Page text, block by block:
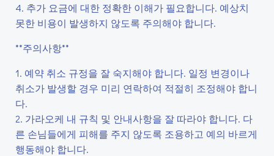
4. 추가 요금에 대한 정확한 이해가 필요합니다. 예상치
못한 비용이 발생하지 않도록 주의해야 합니다.
**주의사항**
1. 예약 취소 규정을 잘 숙지해야 합니다. 일정 변경이나
취소가 발생할 경우 미리 연락하여 적절히 조정해야 합니
다.
2. 가라오케 내 규칙 및 안내사항을 잘 따라야 합니다. 다
른 손님들에게 피해를 주지 않도록 조용하고 예의 바르게
행동해야 합니다.